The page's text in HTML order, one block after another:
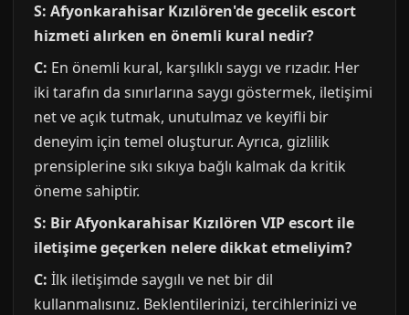
S: Afyonkarahisar Kızılören'de gecelik escort
hizmeti alırken en önemli kural nedir?
C: En önemli kural, karşılıklı saygı ve rızadır. Her
iki tarafın da sınırlarına saygı göstermek, iletişimi
net ve açık tutmak, unutulmaz ve keyifli bir
deneyim için temel oluşturur. Ayrıca, gizlilik
prensiplerine sıkı sıkıya bağlı kalmak da kritik
öneme sahiptir.
S: Bir Afyonkarahisar Kızılören VIP escort ile
iletişime geçerken nelere dikkat etmeliyim?
C: İlk iletişimde saygılı ve net bir dil
kullanmalısınız. Beklentilerinizi, tercihlerinizi ve